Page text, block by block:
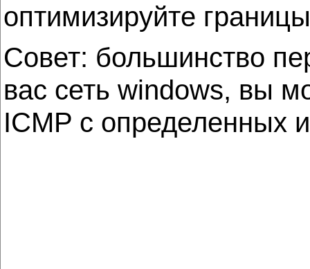
оптимизируйте
Совет: большинство
вас сеть windows, вы
ICMP с определенных